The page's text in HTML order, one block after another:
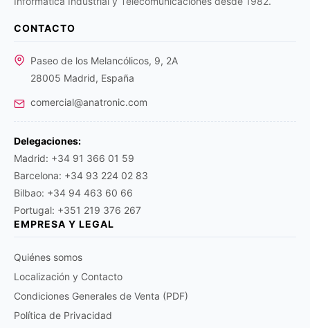
CONTACTO
Paseo de los Melancólicos, 9, 2A
28005 Madrid, España
comercial@anatronic.com
Delegaciones:
Madrid: +34 91 366 01 59
Barcelona: +34 93 224 02 83
Bilbao: +34 94 463 60 66
Portugal: +351 219 376 267
EMPRESA Y LEGAL
Quiénes somos
Localización y Contacto
Condiciones Generales de Venta (PDF)
Política de Privacidad